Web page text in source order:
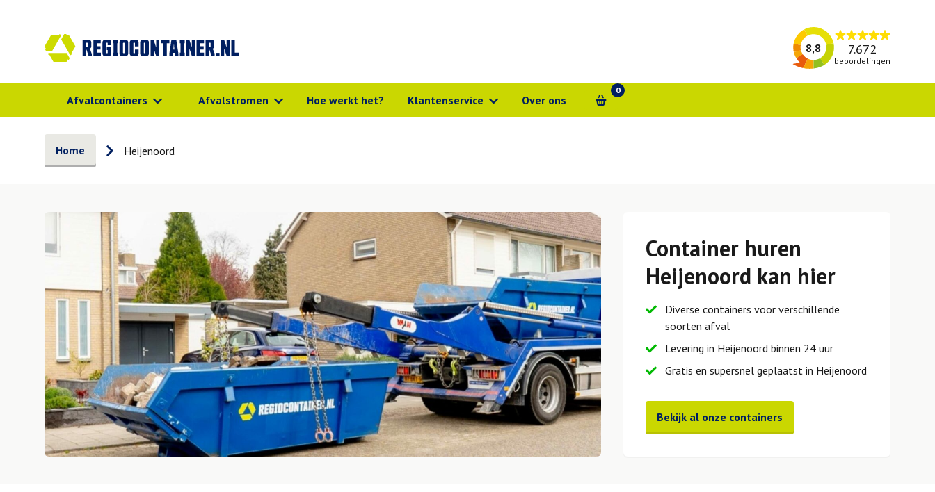
8,8 7.672
beoordelingen
Afvalcontainers Afvalstromen Hoe werkt het? Klantenservice Over ons
0
Home Heijenoord
Container huren
Heijenoord kan hier
Diverse containers voor verschillende
soorten afval
Levering in Heijenoord binnen 24 uur
Gratis en supersnel geplaatst in Heijenoord
Bekijk al onze containers